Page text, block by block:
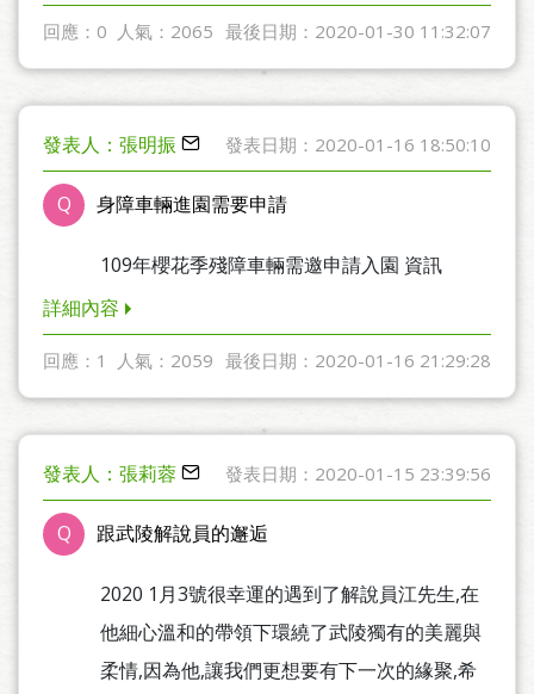
回應：0 人氣：2065 最後日期：2020-01-30 11:32:07
發表人：張明振 發表日期：2020-01-16 18:50:10
Q 身障車輛進園需要申請
109年櫻花季殘障車輛需邀申請入園 資訊
詳細內容
回應：1 人氣：2059 最後日期：2020-01-16 21:29:28
發表人：張莉蓉 發表日期：2020-01-15 23:39:56
Q 跟武陵解說員的邂逅
2020 1月3號很幸運的遇到了解說員江先生,在
他細心溫和的帶領下環繞了武陵獨有的美麗與
柔情,因為他,讓我們更想要有下一次的緣聚,希